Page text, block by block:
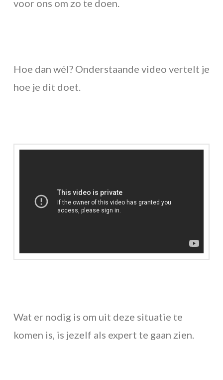
voor ons om zo te doen.
Hoe dan wél? Onderstaande video vertelt je
hoe je dit doet.
Wat er nodig is om uit deze situatie te
komen is, is jezelf als expert te gaan zien.